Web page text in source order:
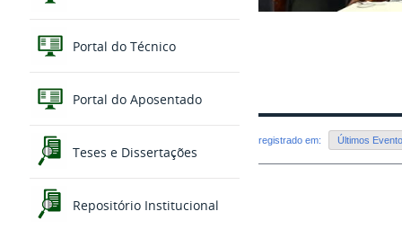
Portal do Técnico
Portal do Aposentado
Teses e Dissertações
Repositório Institucional
registrado em: Últimos